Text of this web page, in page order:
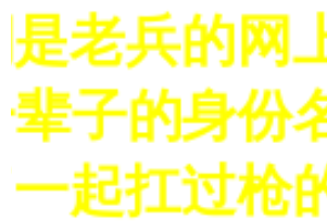
老兵的网上
子的身份名
起扛过枪的